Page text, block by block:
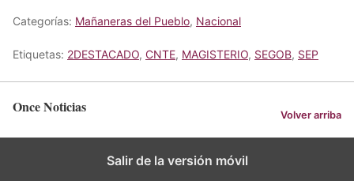
Categorías: Mañaneras del Pueblo, Nacional
Etiquetas: 2DESTACADO, CNTE, MAGISTERIO, SEGOB, SEP
Once Noticias Volver arriba
Salir de la versión móvil